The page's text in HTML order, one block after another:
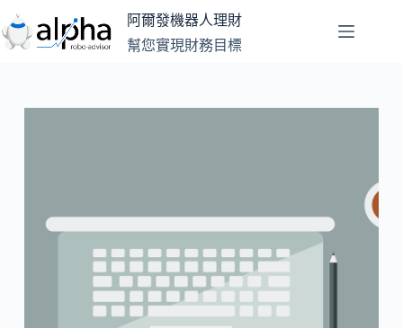
至
主
阿爾發機器人理財
幫您實現財務目標